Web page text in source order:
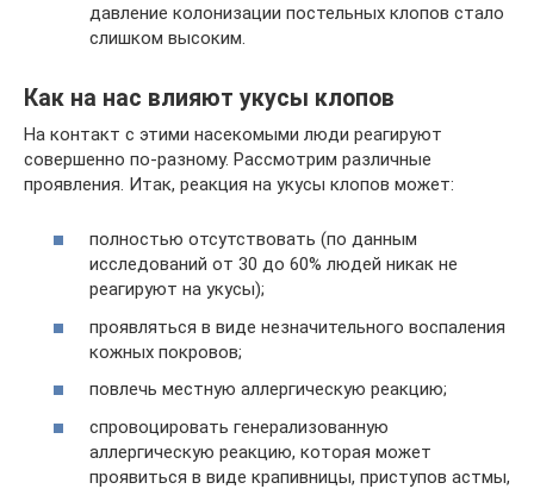
давление колонизации постельных клопов стало
слишком высоким.
Как на нас влияют укусы клопов
На контакт с этими насекомыми люди реагируют
совершенно по-разному. Рассмотрим различные
проявления. Итак, реакция на укусы клопов может:
полностью отсутствовать (по данным
исследований от 30 до 60% людей никак не
реагируют на укусы);
проявляться в виде незначительного воспаления
кожных покровов;
повлечь местную аллергическую реакцию;
спровоцировать генерализованную
аллергическую реакцию, которая может
проявиться в виде крапивницы, приступов астмы,